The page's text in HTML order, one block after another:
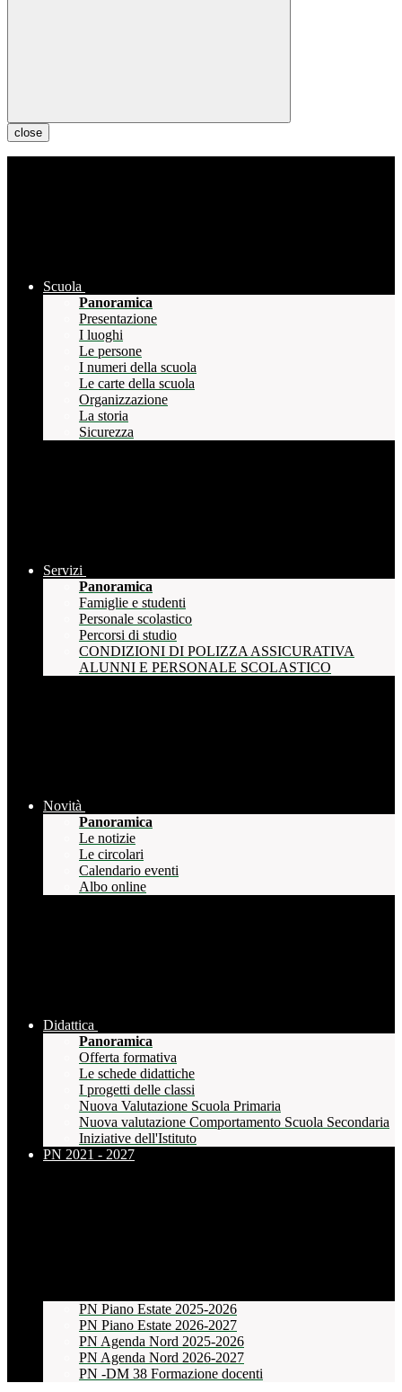
close
Scuola
Panoramica
Presentazione
I luoghi
Le persone
I numeri della scuola
Le carte della scuola
Organizzazione
La storia
Sicurezza
Servizi
Panoramica
Famiglie e studenti
Personale scolastico
Percorsi di studio
CONDIZIONI DI POLIZZA ASSICURATIVA
ALUNNI E PERSONALE SCOLASTICO
Novità
Panoramica
Le notizie
Le circolari
Calendario eventi
Albo online
Didattica
Panoramica
Offerta formativa
Le schede didattiche
I progetti delle classi
Nuova Valutazione Scuola Primaria
Nuova valutazione Comportamento Scuola Secondaria
Iniziative dell'Istituto
PN 2021 - 2027
PN Piano Estate 2025-2026
PN Piano Estate 2026-2027
PN Agenda Nord 2025-2026
PN Agenda Nord 2026-2027
PN -DM 38 Formazione docenti